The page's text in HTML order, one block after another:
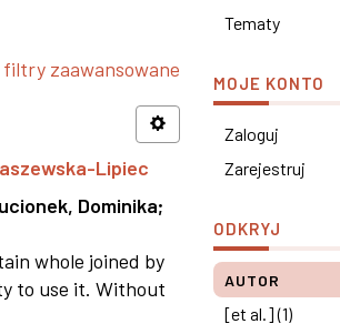
filtry zaawansowane
Lipiec
Dominika;
whole joined by
to use it. Without
Tematy
MOJE KONTO
Zaloguj
Zarejestruj
ODKRYJ
AUTOR
[et al.] (1)